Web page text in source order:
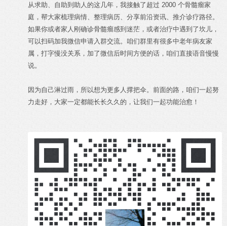
从求助、自助到助人的这几年，我接触了超过 2000 个骨髓瘤家
庭，帮大家梳理病情、整理病历、分享前沿资讯、推介诊疗路径。
如果你或者家人刚确诊骨髓瘤感到迷茫，或者治疗中遇到了坎儿，
可以扫码加我微信申请入群交流。咱们群里有很多中老年病友家
属，打字慢没关系，加了微信后时间方便的话，咱们直接语音慢慢
说。
因为自己淋过雨，所以想为更多人撑把伞。前面的路，咱们一起努
力走好，大家一定都能长长久久的，让我们一起功能治愈！